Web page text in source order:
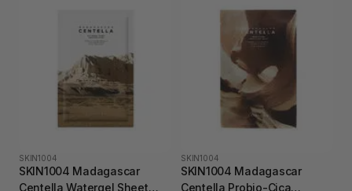
SKIN1004
SKIN1004 Madagascar
Centella Watergel Sheet
SKIN1004
SKIN1004 Madagascar
Centella Probio-Cica